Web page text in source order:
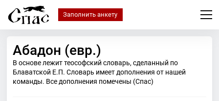
Заполнить анкету
Абадон (евр.)
В основе лежит теософский словарь, сделанный по
Блаватской Е.П. Словарь имеет дополнения от нашей
команды. Все дополнения помечены (Спас)